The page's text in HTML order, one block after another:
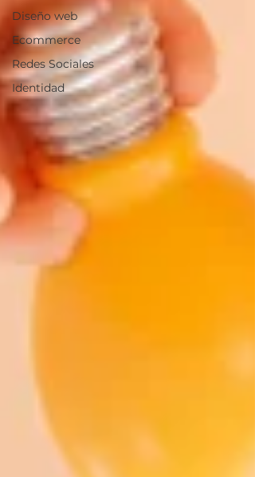
Diseño web
Ecommerce
Redes Sociales
Identidad